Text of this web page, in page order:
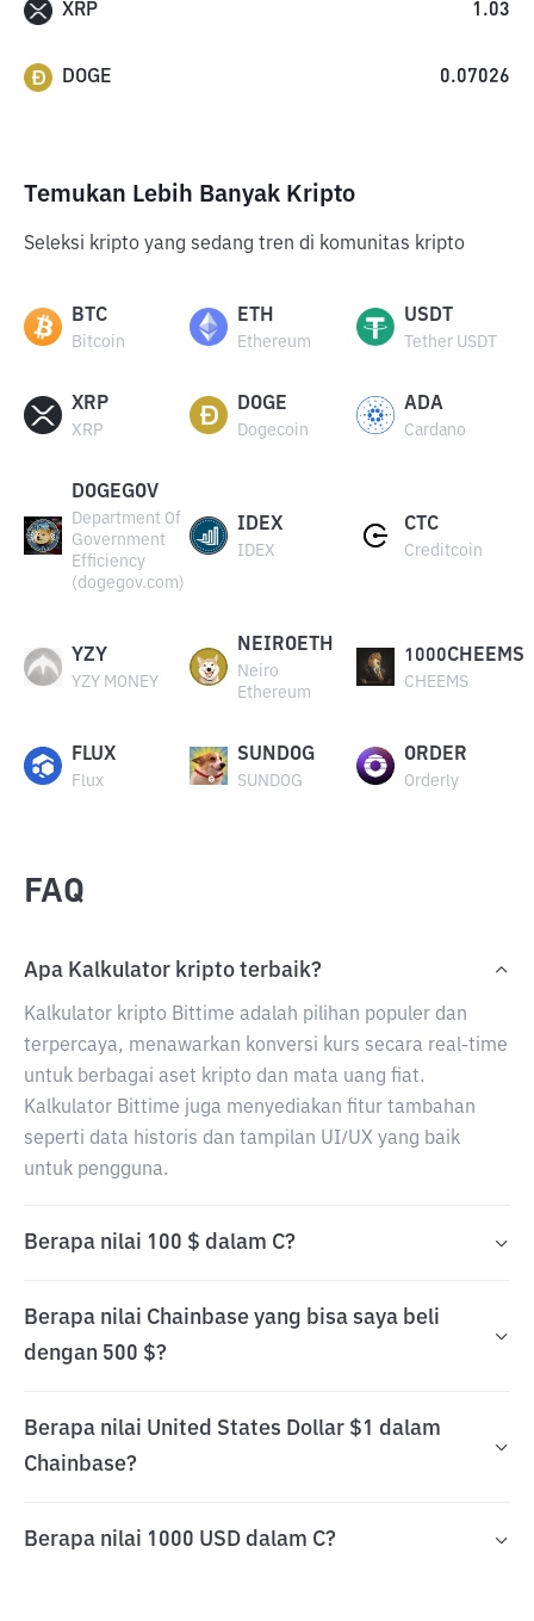
XRP 1.03
DOGE 0.07026
Temukan Lebih Banyak Kripto
Seleksi kripto yang sedang tren di komunitas kripto
BTC
Bitcoin
ETH
Ethereum
USDT
Tether USDT
XRP
XRP
DOGE
Dogecoin
ADA
Cardano
DOGEGOV
Department Of
Government
Efficiency
(dogegov.com)
IDEX
IDEX
CTC
Creditcoin
YZY
YZY MONEY
NEIROETH
Neiro
Ethereum
1000CHEEMS
CHEEMS
FLUX
Flux
SUNDOG
SUNDOG
ORDER
Orderly
FAQ
Apa Kalkulator kripto terbaik?
Kalkulator kripto Bittime adalah pilihan populer dan
terpercaya, menawarkan konversi kurs secara real-time
untuk berbagai aset kripto dan mata uang fiat.
Kalkulator Bittime juga menyediakan fitur tambahan
seperti data historis dan tampilan UI/UX yang baik
untuk pengguna.
Berapa nilai 100 $ dalam C?
Berapa nilai Chainbase yang bisa saya beli
dengan 500 $?
Berapa nilai United States Dollar $1 dalam
Chainbase?
Berapa nilai 1000 USD dalam C?